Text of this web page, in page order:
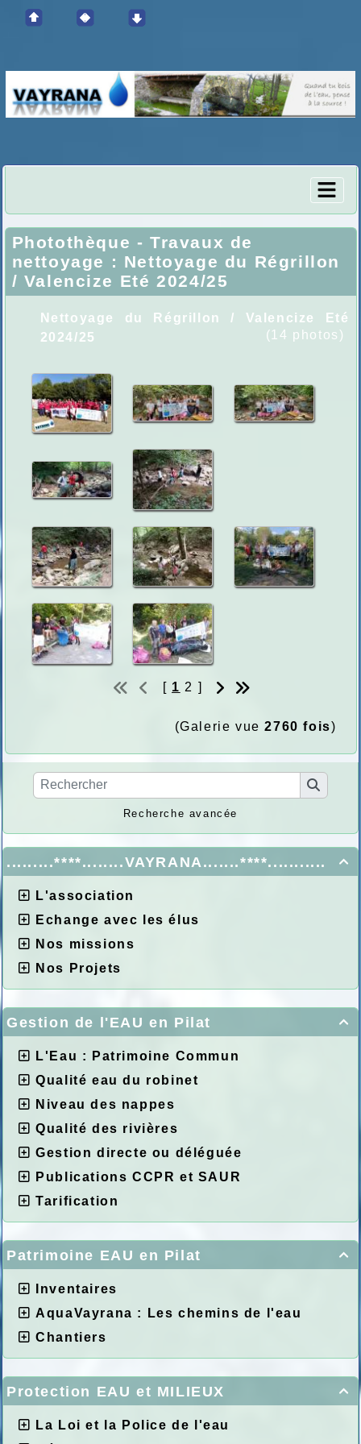
Recherche avancée

.........****........VAYRANA.......****...........
L'association
Echange avec les élus
Nos missions
Nos Projets

Gestion de l'EAU en Pilat
L'Eau : Patrimoine Commun
Qualité eau du robinet
Niveau des nappes
Qualité des rivières
Gestion directe ou déléguée
Publications CCPR et SAUR
Tarification

Patrimoine EAU en Pilat
Inventaires
AquaVayrana : Les chemins de l'eau
Chantiers

Protection EAU et MILIEUX
La Loi et la Police de l'eau
Photothèque - Travaux de
nettoyage : Nettoyage du Régrillon
/ Valencize Eté 2024/25
Nettoyage du Régrillon / Valencize Eté
2024/25
(14 photos)
[ 1 2 ]
(Galerie vue2760 fois)